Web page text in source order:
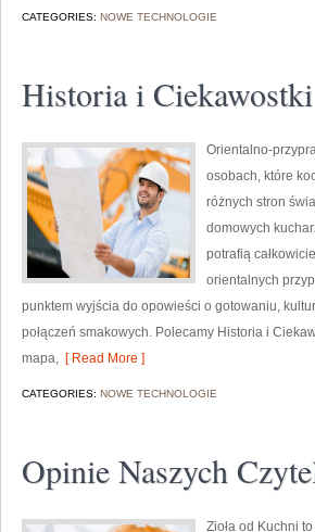
CATEGORIES: NOWE TECHNOLOGIE
Historia i Ciekawostki
Orientalno-
osobach, które
różnych stron
domowych
potrafią
orientalnych
punktem wyjścia do opowieści o gotowaniu,
połączeń smakowych. Polecamy Historia i
mapa, [ Read More ]
CATEGORIES: NOWE TECHNOLOGIE
Opinie Naszych
Zioła od Kuchni